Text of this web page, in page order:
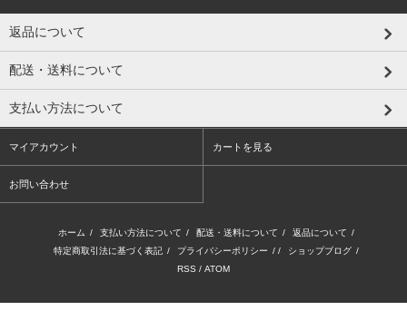
返品について
配送・送料について
支払い方法について
マイアカウント カートを見る
お問い合わせ
ホーム / 支払い方法について / 配送・送料について / 返品について /
特定商取引法に基づく表記 / プライバシーポリシー / / ショップブログ /
RSS / ATOM